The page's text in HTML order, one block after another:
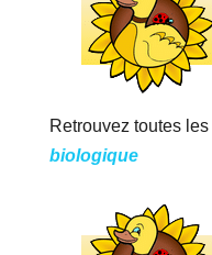
Retrouvez toutes les
biologique